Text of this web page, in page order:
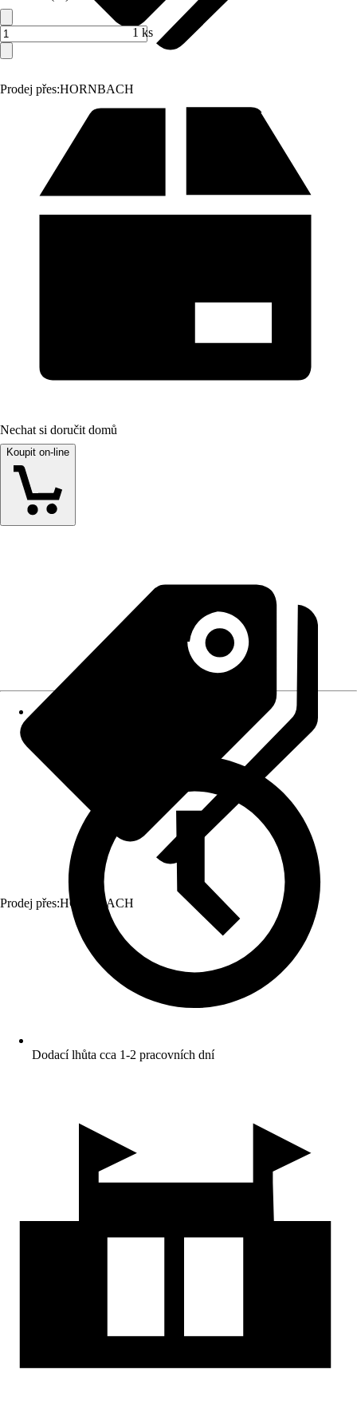
Prodej přes:HORNBACH
1 ks
Nechat si doručit domů
Koupit on-line
Prodej přes:HORNBACH
Dodací lhůta cca 1-2 pracovních dní